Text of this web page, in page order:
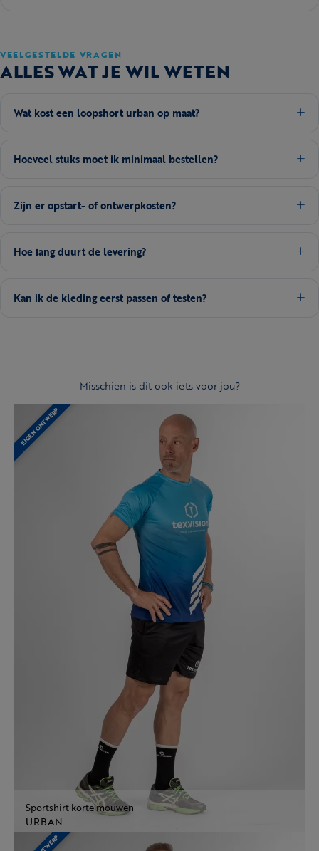
VEELGESTELDE VRAGEN
ALLES WAT JE WIL WETEN
Wat kost een loopshort urban op maat?
Hoeveel stuks moet ik minimaal bestellen?
Zijn er opstart- of ontwerpkosten?
Hoe lang duurt de levering?
Kan ik de kleding eerst passen of testen?
Misschien is dit ook iets voor jou?
EIGEN ONTWERP
Sportshirt korte mouwen
URBAN